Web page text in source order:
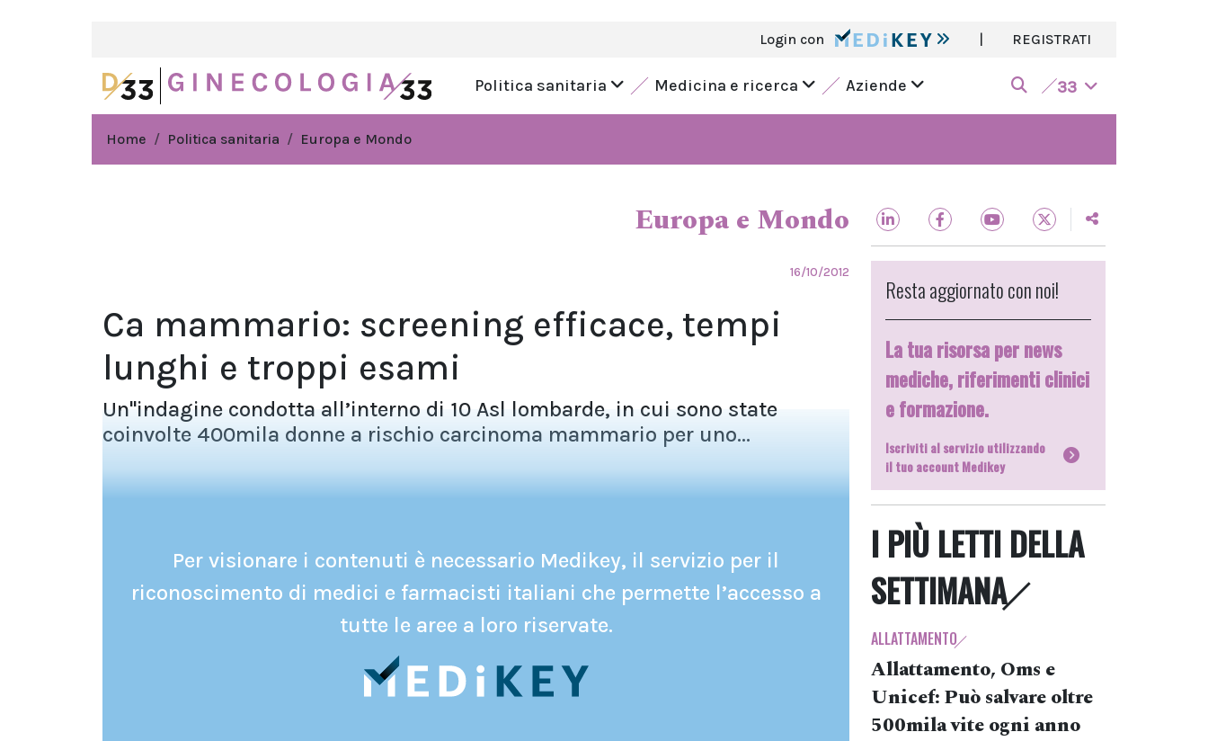
Login con | REGISTRATI
Politica sanitaria Medicina e ricerca Aziende 33
Home Politica sanitaria Europa e Mondo
Europa e Mondo
16/10/2012
Ca mammario: screening efficace, tempi
lunghi e troppi esami
Un''indagine condotta all’interno di 10 Asl lombarde, in cui sono state
coinvolte 400mila donne a rischio carcinoma mammario per uno...
Per visionare i contenuti è necessario Medikey, il servizio per il
riconoscimento di medici e farmacisti italiani che permette l’accesso a
tutte le aree a loro riservate.
Resta aggiornato con noi!
La tua risorsa per news
mediche, riferimenti clinici
e formazione.
Iscriviti al servizio utilizzando
il tuo account Medikey
I PIÙ LETTI DELLA
SETTIMANA
ALLATTAMENTO
Allattamento, Oms e
Unicef: Può salvare oltre
500mila vite ogni anno